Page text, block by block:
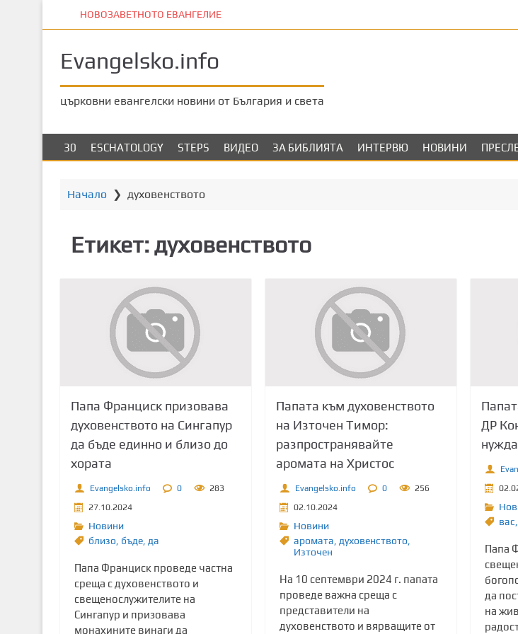
к
НОВОЗАВЕТНОТО ЕВАНГЕЛИЕ
Evangelsko.info
църковни евангелски новини от България и света
30 ESCHATOLOGY STEPS ВИДЕО ЗА БИБЛИЯТА ИНТЕРВЮ НОВИНИ
Начало ❯ духовенството
Етикет:духовенството
Папа Франциск призовава
духовенството на Сингапур
да бъде единно и близо до
хората
Evangelsko.info 0
283
27.10.2024
Новини
близо бъде, да
Папа Франциск проведе частна
среща с духовенството и
свещенослужителите на
Сингапур и призовава
монахините винаги да
Папата към духовенството
на Източен Тимор:
разпространявайте
аромата на Христос
Evangelsko.info 0
256
02.10.2024
Новини
аромата духовенството
Източен
На 10 септември 2024 г. папата
проведе важна среща с
представители на
духовенството и вярващите от
ДР
вас
Папа
да
на